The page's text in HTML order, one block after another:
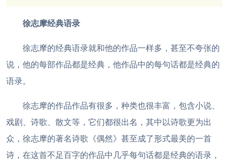
徐志摩经典语录
徐志摩的经典语录就和他的作品一样多，甚至不夸张的
说，他的每部作品都是经典，他作品中的每句话都是经典的
语录。
徐志摩的作品作品有很多，种类也很丰富，包含小说、
戏剧、诗歌、散文等，它们都很出名，其中以诗歌更为出
众，徐志摩的著名诗歌《偶然》甚至成了形式最美的一首
诗，在这首不足百字的作品中几乎每句话都是经典的语录，